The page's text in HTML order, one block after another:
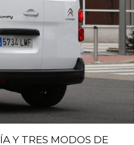
Y TRES MODOS DE